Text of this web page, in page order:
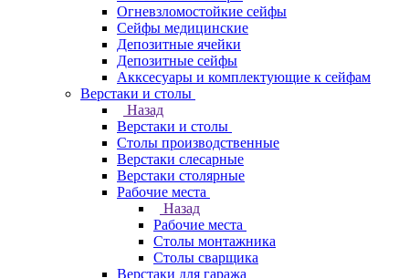
Огневзломостойкие сейфы
Сейфы медицинские
Депозитные ячейки
Депозитные сейфы
Акксесуары и комплектующие к сейфам
Верстаки и столы
Назад
Верстаки и столы
Столы производственные
Верстаки слесарные
Верстаки столярные
Рабочие места
Назад
Рабочие места
Столы монтажника
Столы сварщика
Верстаки для гаража